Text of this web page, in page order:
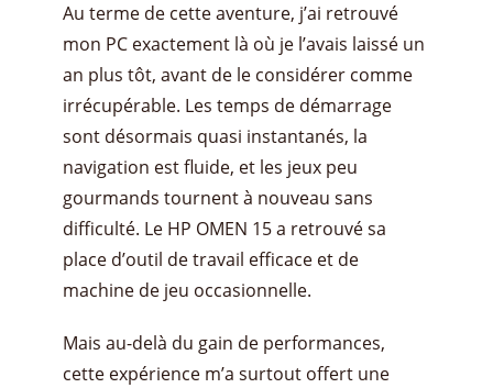
Au terme de cette aventure, j’ai retrouvé
mon PC exactement là où je l’avais laissé un
an plus tôt, avant de le considérer comme
irrécupérable. Les temps de démarrage
sont désormais quasi instantanés, la
navigation est fluide, et les jeux peu
gourmands tournent à nouveau sans
difficulté. Le HP OMEN 15 a retrouvé sa
place d’outil de travail efficace et de
machine de jeu occasionnelle.
Mais au-delà du gain de performances,
cette expérience m’a surtout offert une